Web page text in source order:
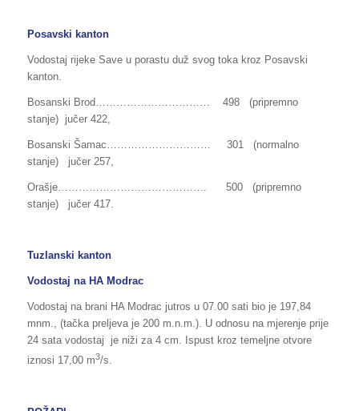
Posavski kanton
Vodostaj rijeke Save u porastu duž svog toka kroz Posavski
kanton.
Bosanski Brod…………………………… 498 (pripremno
stanje) jučer 422,
Bosanski Šamac………………………… 301 (normalno
stanje) jučer 257,
Orašje……………………………………. 500 (pripremno
stanje) jučer 417.
Tuzlanski kanton
Vodostaj na HA Modrac
Vodostaj na brani HA Modrac jutros u 07.00 sati bio je 197,84
mnm., (tačka preljeva je 200 m.n.m.). U odnosu na mjerenje prije
24 sata vodostaj je niži za 4 cm. Ispust kroz temeljne otvore
iznosi 17,00 m3/s.